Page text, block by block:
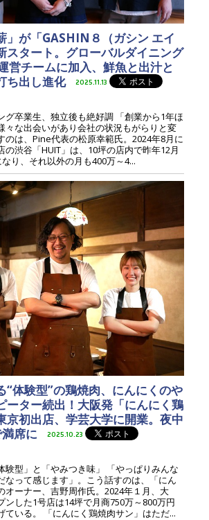
」が「GASHIN８（ガシン エイ
スタート。グローバルダイニング
営チームに加入、鮮魚と出汁と
ち出し進化
2025.11.13
グ卒業生、独立後も絶好調 「創業から1年ほ
々な出会いがあり会社の状況もがらりと変
のは、Pine代表の松原幸範氏。2024年8月に
の渋谷「HUIT」は、10坪の店内で昨年12月
り、それ以外の月も400万～4...
“体験型”の鶏焼肉、にんにくのや
ーター続出！大阪発「にんにく鶏
京初出店、学芸大学に開業。夜中
席に
2025.10.23
験型」と「やみつき味」 「やっぱりみんな
なって感じます」。こう話すのは、「にん
オーナー、吉野周作氏。2024年１月、大
ンした1号店は14坪で月商750万～800万円
ている。 「にんにく鶏焼肉サン」はただ...